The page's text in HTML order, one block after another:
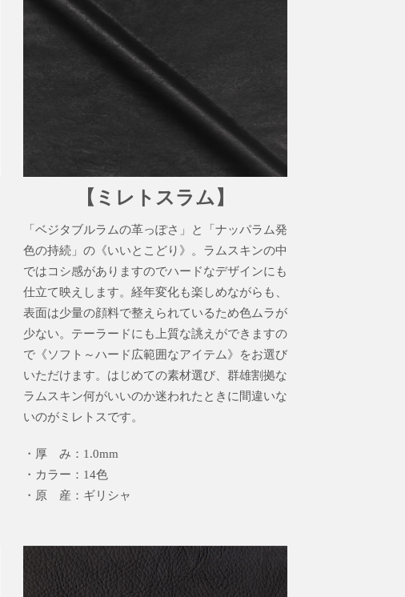
【ミレトスラム】
「ベジタブルラムの革っぽさ」と「ナッパラム発
色の持続」の《いいとこどり》。ラムスキンの中
ではコシ感がありますのでハードなデザインにも
仕立て映えします。経年変化も楽しめながらも、
表面は少量の顔料で整えられているため色ムラが
少ない。テーラードにも上質な誂えができますの
で《ソフト～ハード広範囲なアイテム》をお選び
いただけます。はじめての素材選び、群雄割拠な
ラムスキン何がいいのか迷われたときに間違いな
いのがミレトスです。
・厚 み：1.0mm
・カラー：14色
・原 産：ギリシャ